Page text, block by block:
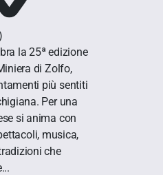
la 25ª edizione
di Zolfo,
più sentiti
Per una
si anima con
musica,
che